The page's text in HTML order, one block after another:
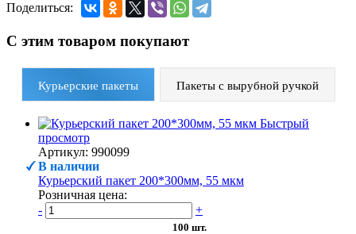
Поделиться:
С этим товаром покупают
Курьерские пакеты Пакеты с вырубной ручкой
Быстрый
просмотр
Артикул: 990099
В наличии
Курьерский пакет 200*300мм, 55 мкм
Розничная цена:
-
+
100 шт.